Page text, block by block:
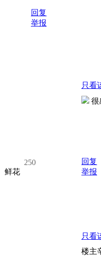
回复
举报
250
鲜花
只看
很
回复
举报
只看
楼主